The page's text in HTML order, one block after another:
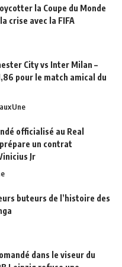
la Coupe du Monde
crise avec la FIFA
City vs Inter Milan –
pour le match amical du
Une
officialisé au Real
un contrat
Jr
buteurs de l’histoire des
dans le viseur du